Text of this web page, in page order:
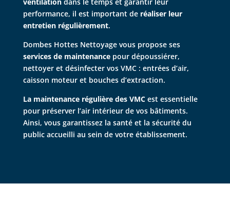
performance, il est important de réaliser leur
entretien régulièrement.
Dombes Hottes Nettoyage vous propose ses
services de maintenancepour dépoussiérer,
nettoyer et désinfecter vos VMC : entrées d’air,
caisson moteur et bouches d’extraction.
La maintenance régulière des VMCest essentielle
pour préserver l’air intérieur de vos bâtiments.
Ainsi, vous garantissez la santé et la sécurité du
public accueilli au sein de votre établissement.